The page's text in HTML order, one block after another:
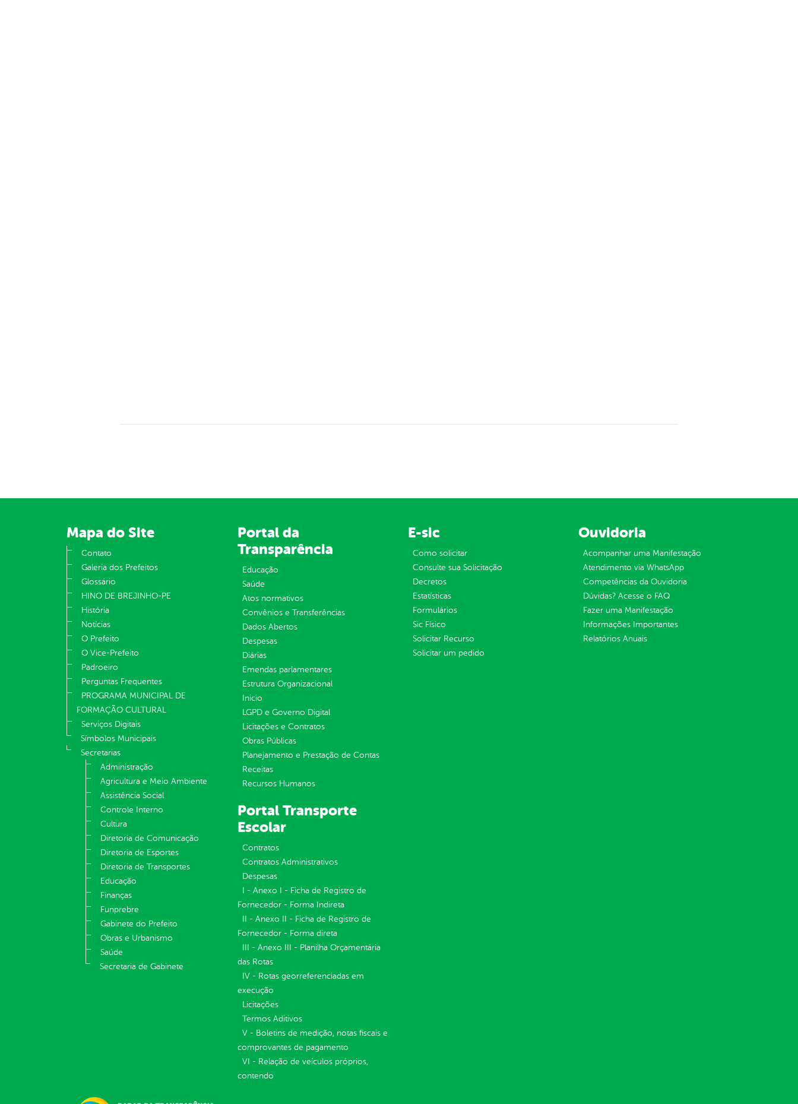
Mapa do Site
Contato
Galeria dos Prefeitos
Glossário
HINO DE BREJINHO-PE
História
Notícias
O Prefeito
O Vice-Prefeito
Padroeiro
Perguntas Frequentes
PROGRAMA MUNICIPAL DE
FORMAÇÃO CULTURAL
Serviços Digitais
Símbolos Municipais
Secretarias
Administração
Agricultura e Meio Ambiente
Assistência Social
Controle Interno
Cultura
Diretoria de Comunicação
Diretoria de Esportes
Diretoria de Transportes
Educação
Finanças
Funprebre
Gabinete do Prefeito
Obras e Urbanismo
Saúde
Secretaria de Gabinete
Portal da
Transparência
Educação
Saúde
Atos normativos
Convênios e Transferências
Dados Abertos
Despesas
Diárias
Emendas parlamentares
Estrutura Organizacional
Inicio
LGPD e Governo Digital
Licitações e Contratos
Obras Públicas
Planejamento e Prestação de Contas
Receitas
Recursos Humanos
E-sic
Como solicitar
Consulte sua Solicitação
Decretos
Estatísticas
Formulários
Sic Físico
Solicitar Recurso
Solicitar um pedido
Ouvidoria
Acompanhar uma Manifestação
Atendimento via WhatsApp
Competências da Ouvidoria
Dúvidas? Acesse o FAQ
Fazer uma Manifestação
Informações Importantes
Relatórios Anuais
Portal Transporte
Escolar
Contratos
Contratos Administrativos
Despesas
I - Anexo I - Ficha de Registro de
Fornecedor - Forma Indireta
II - Anexo II - Ficha de Registro de
Fornecedor - Forma direta
III - Anexo III - Planilha Orçamentária
das Rotas
IV - Rotas georreferenciadas em
execução
Licitações
Termos Aditivos
V - Boletins de medição, notas fiscais e
comprovantes de pagamento
VI - Relação de veículos próprios,
contendo